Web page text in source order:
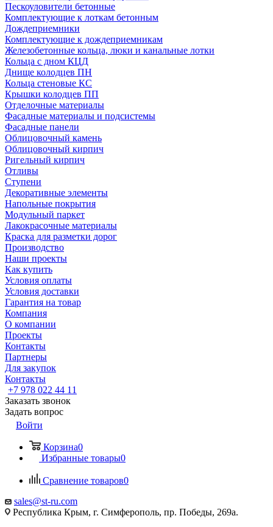
Пескоуловители бетонные
Комплектующие к лоткам бетонным
Дождеприемники
Комплектующие к дождеприемникам
Железобетонные кольца, люки и канальные лотки
Кольца с дном КЦД
Днище колодцев ПН
Кольца стеновые КС
Крышки колодцев ПП
Отделочные материалы
Фасадные материалы и подсистемы
Фасадные панели
Облицовочный камень
Облицовочный кирпич
Ригельный кирпич
Отливы
Ступени
Декоративные элементы
Напольные покрытия
Модульный паркет
Лакокрасочные материалы
Краска для разметки дорог
Производство
Наши проекты
Как купить
Условия оплаты
Условия доставки
Гарантия на товар
Компания
О компании
Проекты
Контакты
Партнеры
Для закупок
Контакты
+7 978 022 44 11
Заказать звонок
Задать вопрос
Войти
Корзина0
Избранные товары0
Сравнение товаров0
sales@st-ru.com
Республика Крым, г. Симферополь, пр. Победы, 269а.